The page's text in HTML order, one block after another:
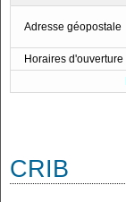
Adresse géopostale
Horaires d'ouverture
CRIB